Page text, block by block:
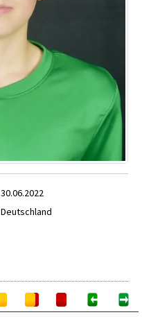
30.06.2022
Deutschland